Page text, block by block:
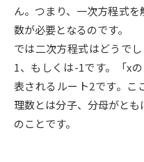
大学で学べる内容や特徴
新増設大学・学部・学科特集
データサイエンス特集
デジタルパンフレット
ん。つまり、一次方程式
数が必要となるのです。
では二次方程式はどうで
1、もしくは-1です。「x
表されるルート2です。こ
理数とは分子、分母がと
のことです。